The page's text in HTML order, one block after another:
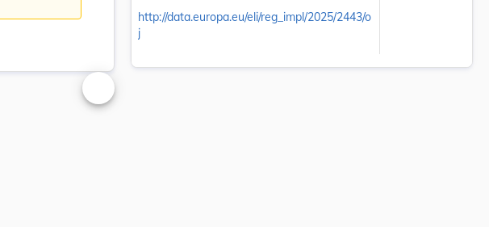
Changer la taille du texte
http://data.europa.eu/eli/reg_impl/2025/2443/o
j